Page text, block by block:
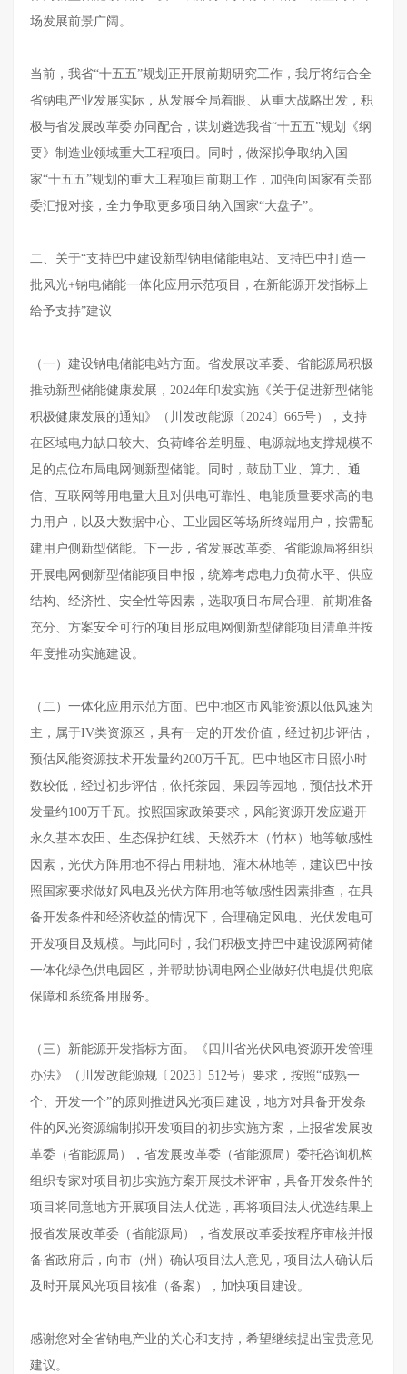
场发展前景广阔。
当前，我省“十五五”规划正开展前期研究工作，我厅将结合全
省钠电产业发展实际，从发展全局着眼、从重大战略出发，积
极与省发展改革委协同配合，谋划遴选我省“十五五”规划《纲
要》制造业领域重大工程项目。同时，做深拟争取纳入国
家“十五五”规划的重大工程项目前期工作，加强向国家有关部
委汇报对接，全力争取更多项目纳入国家“大盘子”。
二、关于“支持巴中建设新型钠电储能电站、支持巴中打造一
批风光+钠电储能一体化应用示范项目，在新能源开发指标上
给予支持”建议
（一）建设钠电储能电站方面。省发展改革委、省能源局积极
推动新型储能健康发展，2024年印发实施《关于促进新型储能
积极健康发展的通知》（川发改能源〔2024〕665号），支持
在区域电力缺口较大、负荷峰谷差明显、电源就地支撑规模不
足的点位布局电网侧新型储能。同时，鼓励工业、算力、通
信、互联网等用电量大且对供电可靠性、电能质量要求高的电
力用户，以及大数据中心、工业园区等场所终端用户，按需配
建用户侧新型储能。下一步，省发展改革委、省能源局将组织
开展电网侧新型储能项目申报，统筹考虑电力负荷水平、供应
结构、经济性、安全性等因素，选取项目布局合理、前期准备
充分、方案安全可行的项目形成电网侧新型储能项目清单并按
年度推动实施建设。
（二）一体化应用示范方面。巴中地区市风能资源以低风速为
主，属于IV类资源区，具有一定的开发价值，经过初步评估，
预估风能资源技术开发量约200万千瓦。巴中地区市日照小时
数较低，经过初步评估，依托茶园、果园等园地，预估技术开
发量约100万千瓦。按照国家政策要求，风能资源开发应避开
永久基本农田、生态保护红线、天然乔木（竹林）地等敏感性
因素，光伏方阵用地不得占用耕地、灌木林地等，建议巴中按
照国家要求做好风电及光伏方阵用地等敏感性因素排查，在具
备开发条件和经济收益的情况下，合理确定风电、光伏发电可
开发项目及规模。与此同时，我们积极支持巴中建设源网荷储
一体化绿色供电园区，并帮助协调电网企业做好供电提供兜底
保障和系统备用服务。
（三）新能源开发指标方面。《四川省光伏风电资源开发管理
办法》（川发改能源规〔2023〕512号）要求，按照“成熟一
个、开发一个”的原则推进风光项目建设，地方对具备开发条
件的风光资源编制拟开发项目的初步实施方案，上报省发展改
革委（省能源局），省发展改革委（省能源局）委托咨询机构
组织专家对项目初步实施方案开展技术评审，具备开发条件的
项目将同意地方开展项目法人优选，再将项目法人优选结果上
报省发展改革委（省能源局），省发展改革委按程序审核并报
备省政府后，向市（州）确认项目法人意见，项目法人确认后
及时开展风光项目核准（备案），加快项目建设。
感谢您对全省钠电产业的关心和支持，希望继续提出宝贵意见
建议。